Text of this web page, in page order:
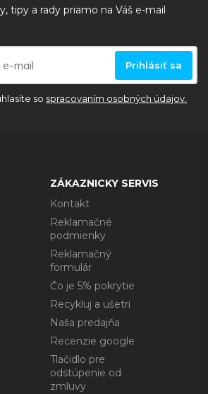
tipy a rady priamo na Váš e-mail
Prihlásiť sa
so spracovaním osobných údajov.
ZÁKAZNICKY SERVIS
Kontakt
Reklamačné
podmienky
Reklamačný
formulár
Čo je 5% pokrytie
Recykluj a ušetri
Naša predajňa
Recenzie google
Tlačidlo pre
odstúpenie od
zmluvy